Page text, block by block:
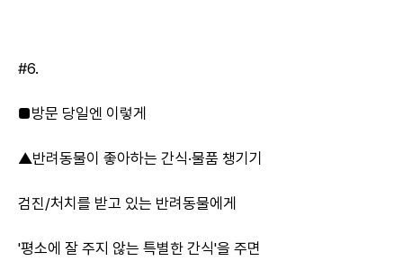
#6.
■방문 당일엔 이렇게
▲반려동물이 좋아하는 간식·물품 챙기기
검진/처치를 받고 있는 반려동물에게
'평소에 잘 주지 않는 특별한 간식'을 주면